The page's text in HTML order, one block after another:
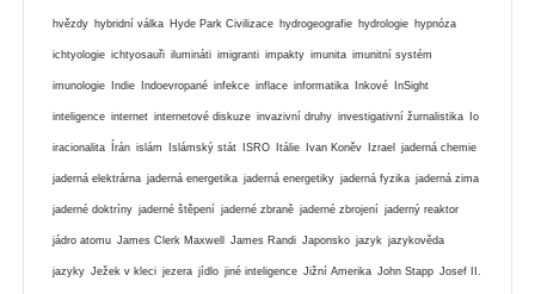
hvězdy hybridní válka Hyde Park Civilizace hydrogeografie hydrologie hypnóza
ichtyologie ichtyosauři ilumináti imigranti impakty imunita imunitní systém
imunologie Indie Indoevropané infekce inflace informatika Inkové InSight
inteligence internet internetové diskuze invazivní druhy investigativní žurnalistika Io
iracionalita Írán islám Islámský stát ISRO Itálie Ivan Koněv Izrael jaderná chemie
jaderná elektrárna jaderná energetika jaderná energetiky jaderná fyzika jaderná zima
jaderné doktríny jaderné štěpení jaderné zbraně jaderné zbrojení jaderný reaktor
jádro atomu James Clerk Maxwell James Randi Japonsko jazyk jazykověda
jazyky Ježek v kleci jezera jídlo jiné inteligence Jižní Amerika John Stapp Josef II.